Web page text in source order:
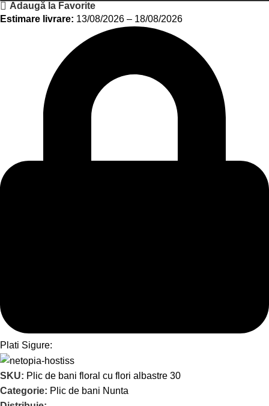
Adaugă la Favorite
Estimare livrare: 13/08/2026 – 18/08/2026
Plati Sigure:
SKU: Plic de bani floral cu flori albastre 30
Categorie: Plic de bani Nunta